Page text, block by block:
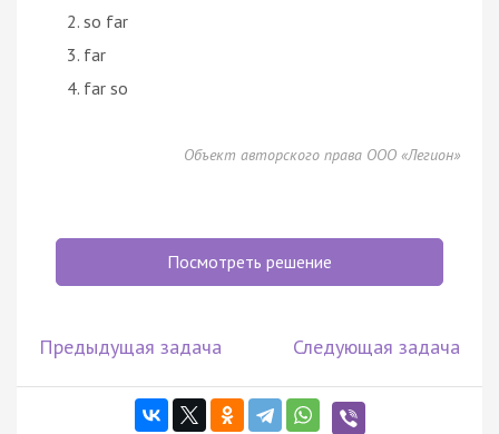
so far
far
far so
Объект авторского права ООО «Легион»
Посмотреть решение
Предыдущая задача Следующая задача